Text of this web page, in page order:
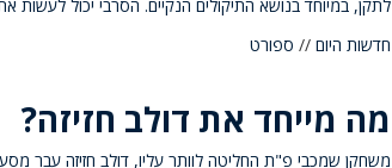
לתקן, במיוחד בנושא התיקולים הנקיים. הסרבי יכול לעשות
חדשות היום // ספורט
מה מייחד את דולב חזיזה?
משחקן שמכבי פ"ת החליטה לוותר עליו, דולב חזיזה עבר